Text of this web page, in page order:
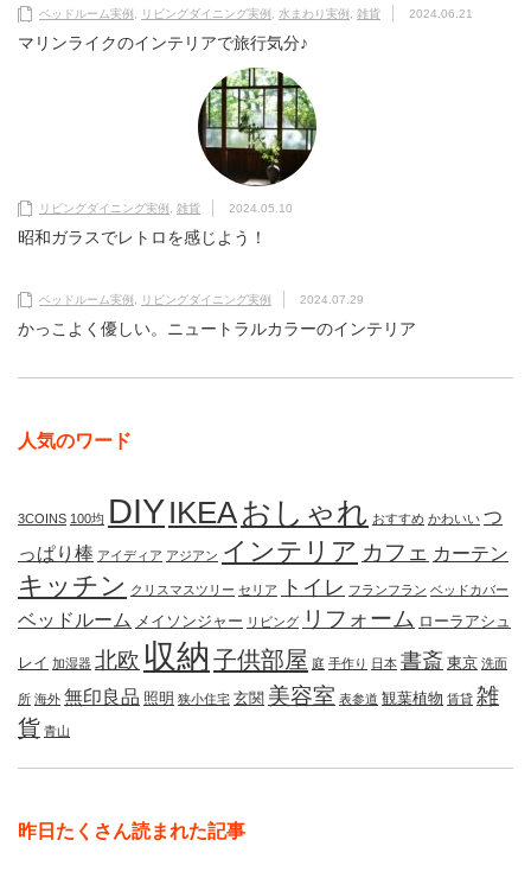
ベッドルーム実例 リビングダイニング実例 水まわり実例 雑貨 2024.06.21
マリンライクのインテリアで旅行気分♪
リビングダイニング実例 雑貨 2024.05.10
昭和ガラスでレトロを感じよう！
ベッドルーム実例 リビングダイニング実例 2024.07.29
かっこよく優しい。ニュートラルカラーのインテリア
人気のワード
3COINS 100均 DIYIKEAおしゃれ おすすめ かわいい つ
っぱり棒 アイディア アジアン インテリア カフェ カーテン
キッチン クリスマスツリー セリア トイレ フランフラン ベッドカバー
ベッドルーム メイソンジャー リビング リフォーム ローラアシュ
レイ 加湿器 北欧 収納 子供部屋 庭 手作り 日本 書斎 東京 洗面
所 海外 無印良品 照明 狭小住宅 玄関 美容室 表参道 観葉植物 賃貸 雑
貨 青山
昨日たくさん読まれた記事